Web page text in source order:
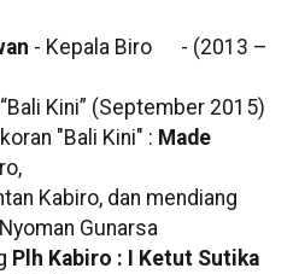
- Kepala Biro - (2013 –
Kini” (September 2015)
"Bali Kini" : Made
Kabiro, dan mendiang
Gunarsa
Plh Kabiro : I Ketut Sutika